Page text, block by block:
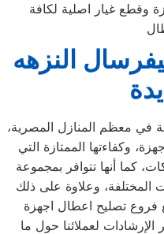
وقطع غيار اصلية لكافة
النزهه
في معظم المنازل المصرية،
وكفاءتها الممتازة التي
كما أنها تتوافر بمجموعة
المختلفة، وعلاوة على ذلك
تصليح اعطال اجهزة
لعملائنا حول ما